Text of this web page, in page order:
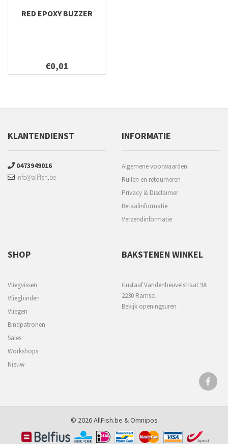
RED EPOXY BUZZER
€0,01
KLANTENDIENST
0473949016
info@allfish.be
INFORMATIE
Algemene voorwaarden
Ruilen en retourneren
Privacy & Disclaimer
Betaalinformatie
Verzendinformatie
SHOP
Vliegvissen
Vliegbinden
Vliegen
Bindpatronen
Sales
Workshops
Nieuw
BAKSTENEN WINKEL
Gustaaf Vandenheuvelstraat 9A
2230 Ramsel
Bekijk openingsuren
© 2026 AllFish.be &Omnipos